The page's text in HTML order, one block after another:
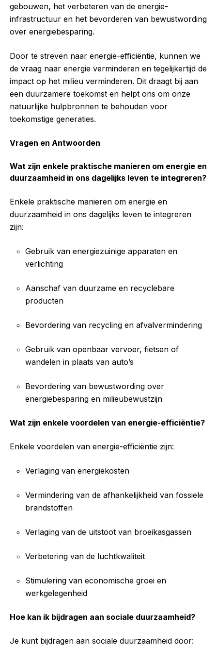
gebouwen, het verbeteren van de energie-
infrastructuur en het bevorderen van bewustwording
over energiebesparing.
Door te streven naar energie-efficiëntie, kunnen we
de vraag naar energie verminderen en tegelijkertijd de
impact op het milieu verminderen. Dit draagt bij aan
een duurzamere toekomst en helpt ons om onze
natuurlijke hulpbronnen te behouden voor
toekomstige generaties.
Vragen en Antwoorden
Wat zijn enkele praktische manieren om energie en
duurzaamheid in ons dagelijks leven te integreren?
Enkele praktische manieren om energie en
duurzaamheid in ons dagelijks leven te integreren
zijn:
Gebruik van energiezuinige apparaten en
verlichting
Aanschaf van duurzame en recyclebare
producten
Bevordering van recycling en afvalvermindering
Gebruik van openbaar vervoer, fietsen of
wandelen in plaats van auto’s
Bevordering van bewustwording over
energiebesparing en milieubewustzijn
Wat zijn enkele voordelen van energie-efficiëntie?
Enkele voordelen van energie-efficiëntie zijn:
Verlaging van energiekosten
Vermindering van de afhankelijkheid van fossiele
brandstoffen
Verlaging van de uitstoot van broeikasgassen
Verbetering van de luchtkwaliteit
Stimulering van economische groei en
werkgelegenheid
Hoe kan ik bijdragen aan sociale duurzaamheid?
Je kunt bijdragen aan sociale duurzaamheid door: